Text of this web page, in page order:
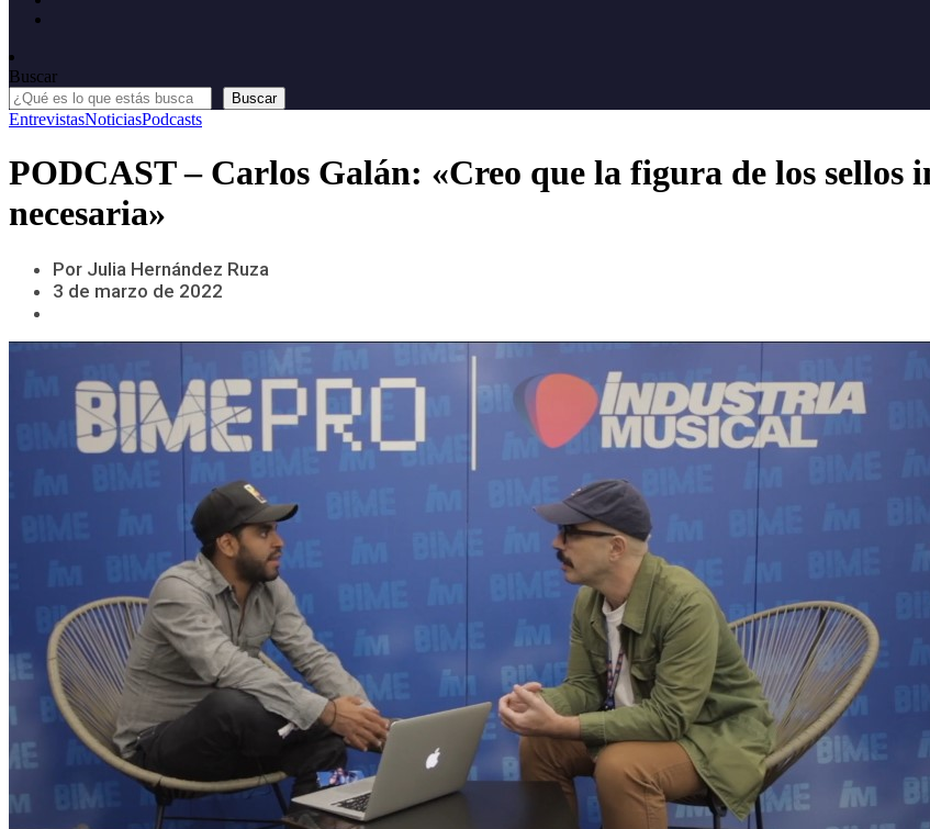
Buscar
Buscar
EntrevistasNoticiasPodcasts
PODCAST – Carlos Galán: «Creo que la figura de los sellos
necesaria»
Por Julia Hernández Ruza
3 de marzo de 2022